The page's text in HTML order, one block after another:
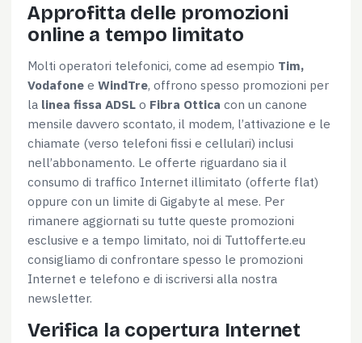
Approfitta delle promozioni
online a tempo limitato
Molti operatori telefonici, come ad esempio Tim,
Vodafone e WindTre, offrono spesso promozioni per
la linea fissa ADSL o Fibra Ottica con un canone
mensile davvero scontato, il modem, l’attivazione e le
chiamate (verso telefoni fissi e cellulari) inclusi
nell’abbonamento. Le offerte riguardano sia il
consumo di traffico Internet illimitato (offerte flat)
oppure con un limite di Gigabyte al mese. Per
rimanere aggiornati su tutte queste promozioni
esclusive e a tempo limitato, noi di Tuttofferte.eu
consigliamo di confrontare spesso le promozioni
Internet e telefono e di iscriversi alla nostra
newsletter.
Verifica la copertura Internet